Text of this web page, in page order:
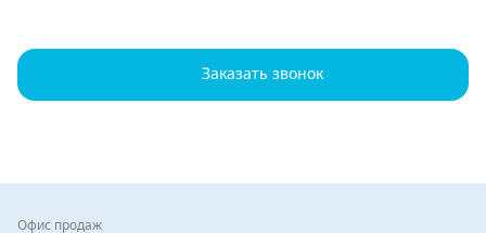
Заказать звонок
Контакты
Офис продаж